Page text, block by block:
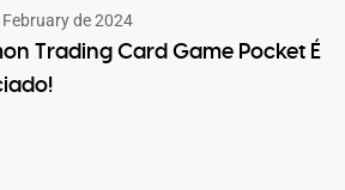
de 2024
Trading Card Game Pocket É